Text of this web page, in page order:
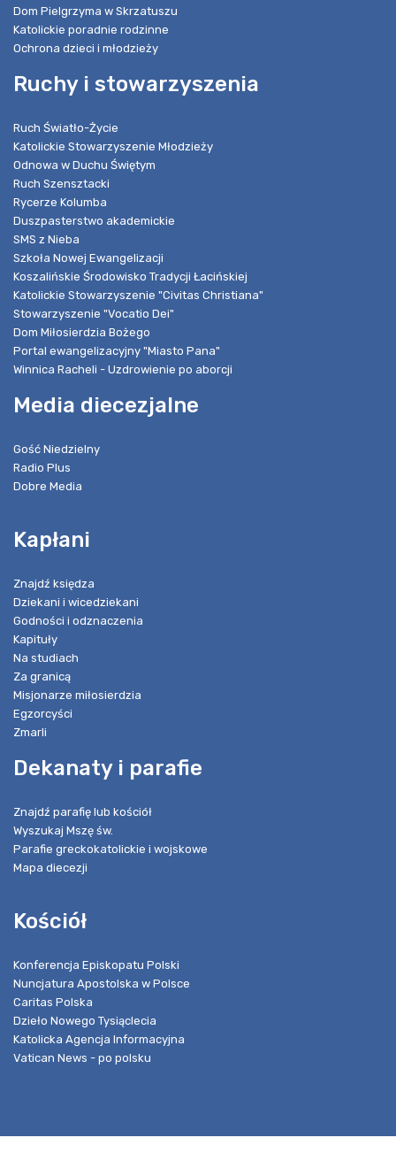
Dom Pielgrzyma w Skrzatuszu
Katolickie poradnie rodzinne
Ochrona dzieci i młodzieży
Ruchy i stowarzyszenia
Ruch Światło-Życie
Katolickie Stowarzyszenie Młodzieży
Odnowa w Duchu Świętym
Ruch Szensztacki
Rycerze Kolumba
Duszpasterstwo akademickie
SMS z Nieba
Szkoła Nowej Ewangelizacji
Koszalińskie Środowisko Tradycji Łacińskiej
Katolickie Stowarzyszenie "Civitas Christiana"
Stowarzyszenie "Vocatio Dei"
Dom Miłosierdzia Bożego
Portal ewangelizacyjny "Miasto Pana"
Winnica Racheli - Uzdrowienie po aborcji
Media diecezjalne
Gość Niedzielny
Radio Plus
Dobre Media
Kapłani
Znajdź księdza
Dziekani i wicedziekani
Godności i odznaczenia
Kapituły
Na studiach
Za granicą
Misjonarze miłosierdzia
Egzorcyści
Zmarli
Dekanaty i parafie
Znajdź parafię lub kościół
Wyszukaj Mszę św.
Parafie greckokatolickie i wojskowe
Mapa diecezji
Kościół
Konferencja Episkopatu Polski
Nuncjatura Apostolska w Polsce
Caritas Polska
Dzieło Nowego Tysiąclecia
Katolicka Agencja Informacyjna
Vatican News - po polsku